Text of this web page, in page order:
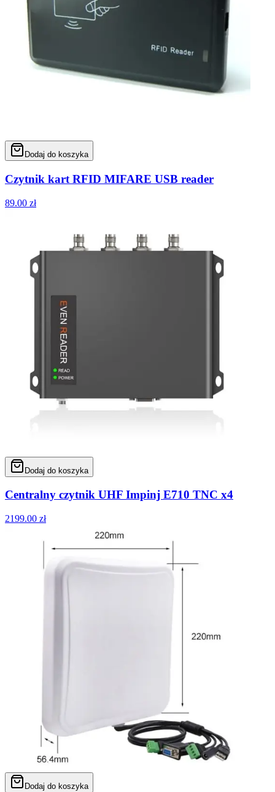
Dodaj do koszyka
Czytnik kart RFID MIFARE USB reader
89.00 zł
Dodaj do koszyka
Centralny czytnik UHF Impinj E710 TNC x4
2199.00 zł
Dodaj do koszyka